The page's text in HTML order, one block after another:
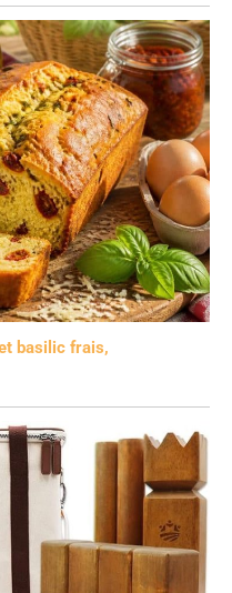
basilic frais,